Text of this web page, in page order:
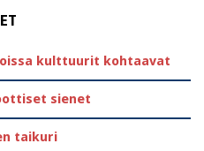
kulttuurit kohtaavat
sienet
taikuri